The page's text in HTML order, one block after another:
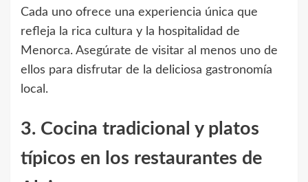
Cada uno ofrece una experiencia única que
refleja la rica cultura y la hospitalidad de
Menorca. Asegúrate de visitar al menos uno de
ellos para disfrutar de la deliciosa gastronomía
local.
3. Cocina tradicional y platos
típicos en los restaurantes de